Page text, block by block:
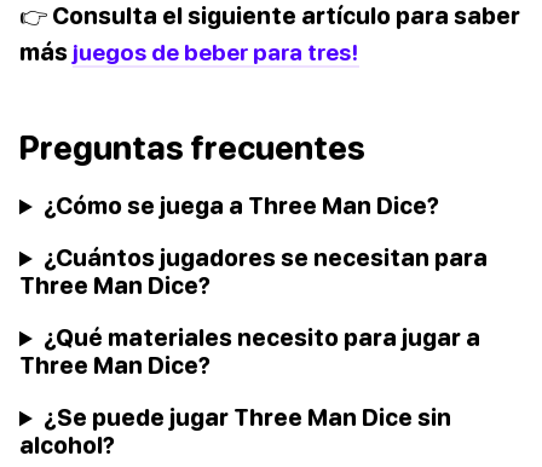
👉 Consulta el siguiente artículo para saber
más juegos de beber para tres!
Preguntas frecuentes
¿Cómo se juega a Three Man Dice?
¿Cuántos jugadores se necesitan para
Three Man Dice?
¿Qué materiales necesito para jugar a
Three Man Dice?
¿Se puede jugar Three Man Dice sin
alcohol?